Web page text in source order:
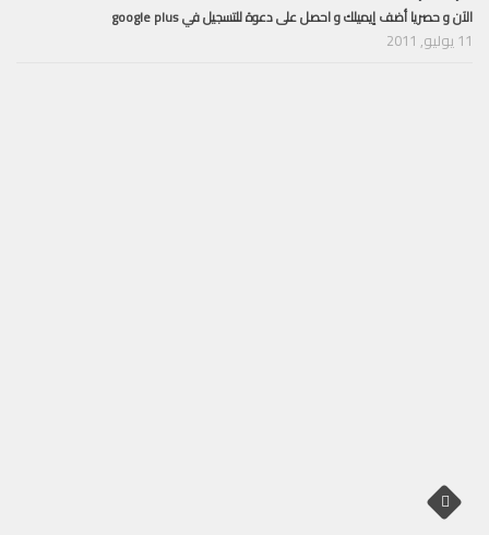
الآن و حصريا أضف إيميلك و احصل على دعوة للتسجيل في google plus